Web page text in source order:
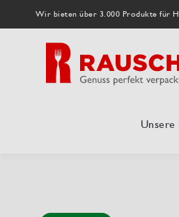
Wir bieten über 3.000 Produkte für